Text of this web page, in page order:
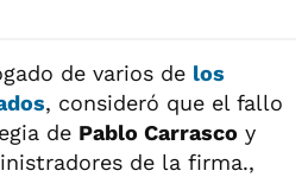
de varios de los
, consideró que el fallo
de Pablo Carrasco y
de la firma.,